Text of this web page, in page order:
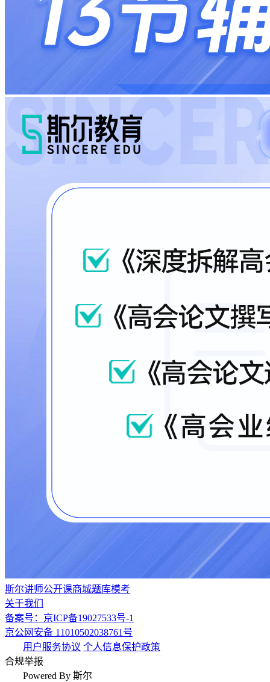
斯尔讲师公开课商城题库模考
关于我们
备案号：京ICP备19027533号-1
京公网安备 11010502038761号
用户服务协议 个人信息保护政策
合规举报
Powered By 斯尔